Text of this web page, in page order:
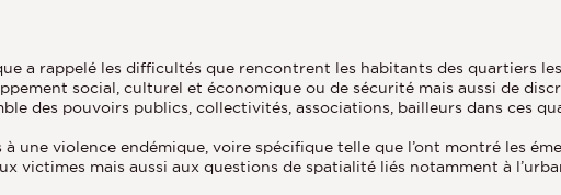
a rappelé les difficultés que rencontrent les habitants des quartiers
social, culturel et économique ou de sécurité mais aussi de
des pouvoirs publics, collectivités, associations, bailleurs dans ces
une violence endémique, voire spécifique telle que l’ont montré les
mais aussi aux questions de spatialité liés notamment à